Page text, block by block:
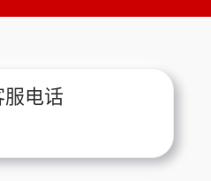
服电话